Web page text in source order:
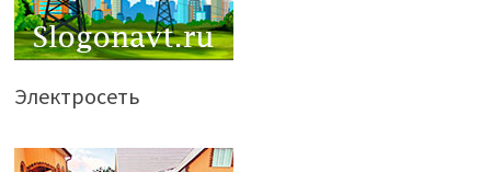
Электросеть